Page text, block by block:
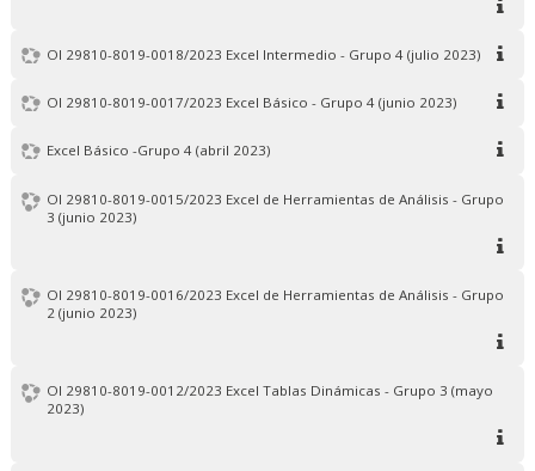
OI 29810-8019-0018/2023 Excel Intermedio - Grupo 4 (julio 2023)
OI 29810-8019-0017/2023 Excel Básico - Grupo 4 (junio 2023)
Excel Básico -Grupo 4 (abril 2023)
OI 29810-8019-0015/2023 Excel de Herramientas de Análisis - Grupo
3 (junio 2023)
OI 29810-8019-0016/2023 Excel de Herramientas de Análisis - Grupo
2 (junio 2023)
OI 29810-8019-0012/2023 Excel Tablas Dinámicas - Grupo 3 (mayo
2023)